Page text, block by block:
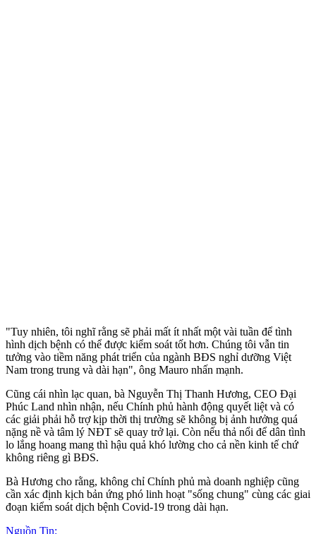
"Tuy nhiên, tôi nghĩ rằng sẽ phải mất ít nhất một vài tuần để tình
hình dịch bệnh có thể được kiểm soát tốt hơn. Chúng tôi vẫn tin
tưởng vào tiềm năng phát triển của ngành BĐS nghỉ dưỡng Việt
Nam trong trung và dài hạn", ông Mauro nhấn mạnh.
Cũng cái nhìn lạc quan, bà Nguyễn Thị Thanh Hương, CEO Đại
Phúc Land nhìn nhận, nếu Chính phủ hành động quyết liệt và có
các giải phải hỗ trợ kịp thời thị trường sẽ không bị ảnh hưởng quá
nặng nề và tâm lý NĐT sẽ quay trở lại. Còn nếu thả nổi để dân tình
lo lắng hoang mang thì hậu quả khó lường cho cả nền kinh tế chứ
không riêng gì BĐS.
Bà Hương cho rằng, không chỉ Chính phủ mà doanh nghiệp cũng
cần xác định kịch bản ứng phó linh hoạt "sống chung" cùng các giai
đoạn kiểm soát dịch bệnh Covid-19 trong dài hạn.
Nguồn Tin: